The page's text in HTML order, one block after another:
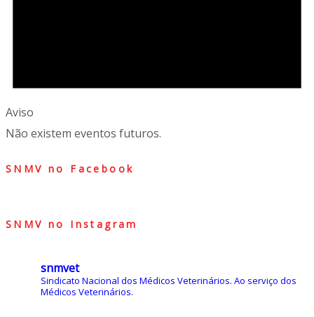
Aviso
Não existem eventos futuros.
SNMV no Facebook
SNMV no Instagram
snmvet
Sindicato Nacional dos Médicos Veterinários. Ao serviço dos
Médicos Veterinários.